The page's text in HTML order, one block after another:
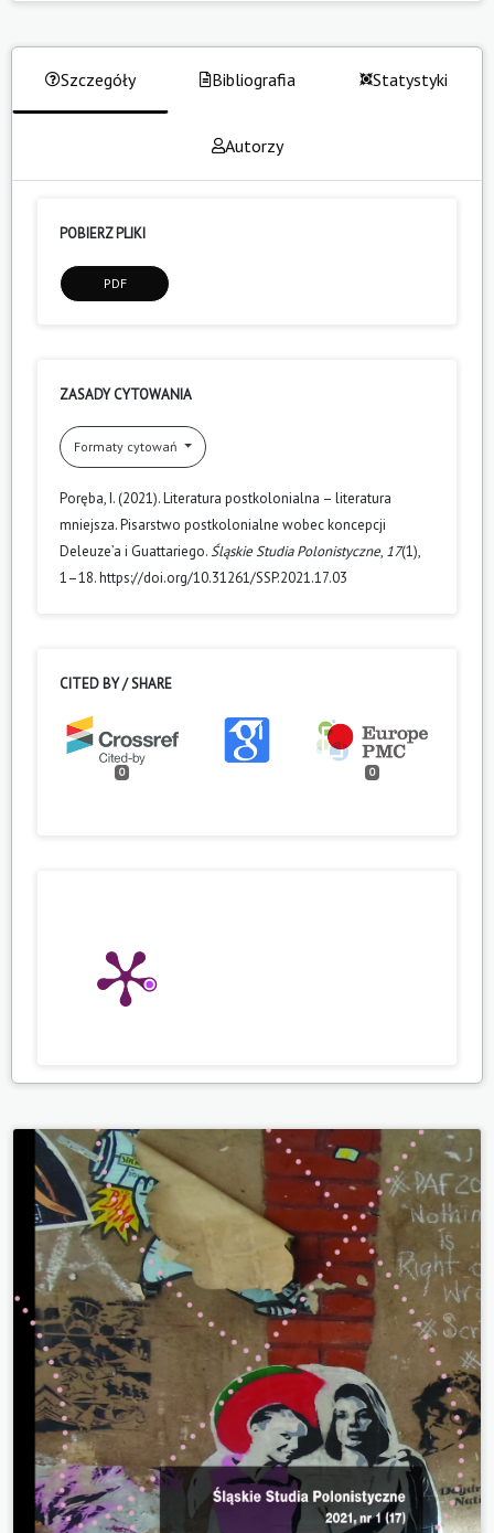
Szczegóły Bibliografia Statystyki
Autorzy
POBIERZ PLIKI
PDF
ZASADY CYTOWANIA
Formaty cytowań
Poręba, I. (2021). Literatura postkolonialna – literatura
mniejsza. Pisarstwo postkolonialne wobec koncepcji
Deleuze’a i Guattariego.Śląskie Studia Polonistyczne, 17(1),
1–18. https://doi.org/10.31261/SSP.2021.17.03
CITED BY / SHARE
0 0